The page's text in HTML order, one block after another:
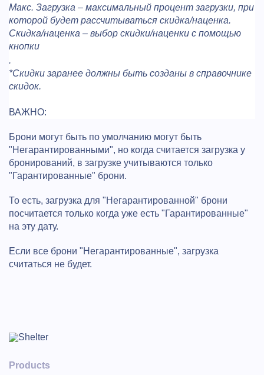
Макс. Загрузка – максимальный процент загрузки, при
которой будет рассчитываться скидка/наценка.
Скидка/наценка – выбор скидки/наценки с помощью
кнопки
.
*Скидки заранее должны быть созданы в справочнике
скидок.
ВАЖНО:
Брони могут быть по умолчанию могут быть
"Негарантированными", но когда считается загрузка у
бронирований, в загрузке учитываются только
"Гарантированные" брони.
То есть, загрузка для "Негарантированной" брони
посчитается только когда уже есть "Гарантированные"
на эту дату.
Если все брони "Негарантированные", загрузка
считаться не будет.
Products